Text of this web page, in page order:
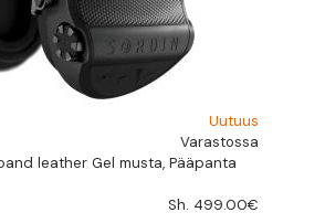
Uutuus
Varastossa
leather Gel musta, Pääpanta
Sh. 499.00€